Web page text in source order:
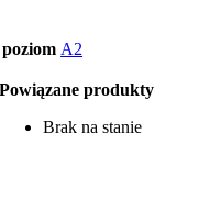
poziom A2
Powiązane produkty
Brak na stanie